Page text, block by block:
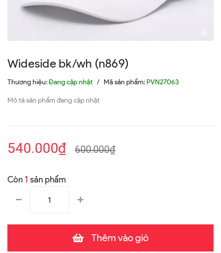
Wideside bk/wh (n869)
Thương hiệu:Đang cập nhật / Mã sản phẩm: PVN27063
Mô tả sản phẩm đang cập nhật
540.000₫ 600.000₫
Còn 1 sản phẩm
Thêm vào giỏ